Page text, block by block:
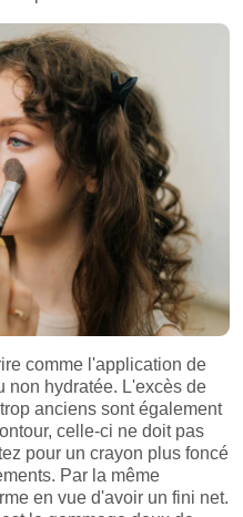
comme l'application de
non hydratée. L'excès de
anciens sont également
celle-ci ne doit pas
pour un crayon plus foncé
Par la même
en vue d'avoir un fini net.